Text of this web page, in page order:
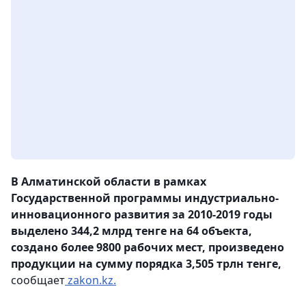
В Алматинской области в рамках
Государственной программы индустриально-
инновационного развития за 2010-2019 годы
выделено 344,2 млрд тенге на 64 объекта,
создано более 9800 рабочих мест, произведено
продукции на сумму порядка 3,505 трлн тенге,
сообщаетzakon.kz.